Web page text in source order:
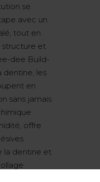
se
avec un
tout en
structure et
dee Build-
dentine, les
en
sans jamais
offre
la dentine et